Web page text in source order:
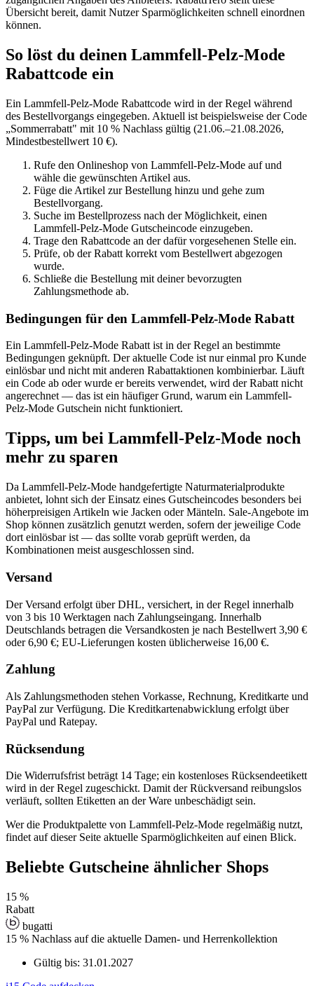
Übersicht bereit, damit Nutzer Sparmöglichkeiten schnell einordnen
können.
So löst du deinen Lammfell-Pelz-Mode
Rabattcode ein
Ein Lammfell-Pelz-Mode Rabattcode wird in der Regel während
des Bestellvorgangs eingegeben. Aktuell ist beispielsweise der Code
„Sommerrabatt" mit 10 % Nachlass gültig (21.06.–21.08.2026,
Mindestbestellwert 10 €).
Rufe den Onlineshop von Lammfell-Pelz-Mode auf und
wähle die gewünschten Artikel aus.
Füge die Artikel zur Bestellung hinzu und gehe zum
Bestellvorgang.
Suche im Bestellprozess nach der Möglichkeit, einen
Lammfell-Pelz-Mode Gutscheincode einzugeben.
Trage den Rabattcode an der dafür vorgesehenen Stelle ein.
Prüfe, ob der Rabatt korrekt vom Bestellwert abgezogen
wurde.
Schließe die Bestellung mit deiner bevorzugten
Zahlungsmethode ab.
Bedingungen für den Lammfell-Pelz-Mode Rabatt
Ein Lammfell-Pelz-Mode Rabatt ist in der Regel an bestimmte
Bedingungen geknüpft. Der aktuelle Code ist nur einmal pro Kunde
einlösbar und nicht mit anderen Rabattaktionen kombinierbar. Läuft
ein Code ab oder wurde er bereits verwendet, wird der Rabatt nicht
angerechnet — das ist ein häufiger Grund, warum ein Lammfell-
Pelz-Mode Gutschein nicht funktioniert.
Tipps, um bei Lammfell-Pelz-Mode noch
mehr zu sparen
Da Lammfell-Pelz-Mode handgefertigte Naturmaterialprodukte
anbietet, lohnt sich der Einsatz eines Gutscheincodes besonders bei
höherpreisigen Artikeln wie Jacken oder Mänteln. Sale-Angebote im
Shop können zusätzlich genutzt werden, sofern der jeweilige Code
dort einlösbar ist — das sollte vorab geprüft werden, da
Kombinationen meist ausgeschlossen sind.
Versand
Der Versand erfolgt über DHL, versichert, in der Regel innerhalb
von 3 bis 10 Werktagen nach Zahlungseingang. Innerhalb
Deutschlands betragen die Versandkosten je nach Bestellwert 3,90 €
oder 6,90 €; EU-Lieferungen kosten üblicherweise 16,00 €.
Zahlung
Als Zahlungsmethoden stehen Vorkasse, Rechnung, Kreditkarte und
PayPal zur Verfügung. Die Kreditkartenabwicklung erfolgt über
PayPal und Ratepay.
Rücksendung
Die Widerrufsfrist beträgt 14 Tage; ein kostenloses Rücksendeetikett
wird in der Regel zugeschickt. Damit der Rückversand reibungslos
verläuft, sollten Etiketten an der Ware unbeschädigt sein.
Wer die Produktpalette von Lammfell-Pelz-Mode regelmäßig nutzt,
findet auf dieser Seite aktuelle Sparmöglichkeiten auf einen Blick.
Beliebte Gutscheine ähnlicher Shops
15 %
Rabatt
bugatti
15 % Nachlass auf die aktuelle Damen- und Herrenkollektion
Gültig bis: 31.01.2027